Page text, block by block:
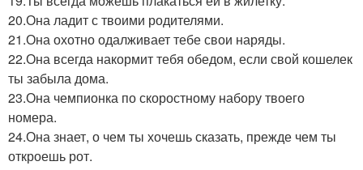
20.Она ладит с твоими родителями.
21.Она охотно одалживает тебе свои наряды.
22.Она всегда накормит тебя обедом, если свой кошелек
ты забыла дома.
23.Она чемпионка по скоростному набору твоего
номера.
24.Она знает, о чем ты хочешь сказать, прежде чем ты
откроешь рот.